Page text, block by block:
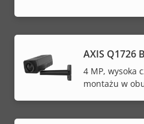
AXIS Q1726
4 MP, wysoka
montażu w